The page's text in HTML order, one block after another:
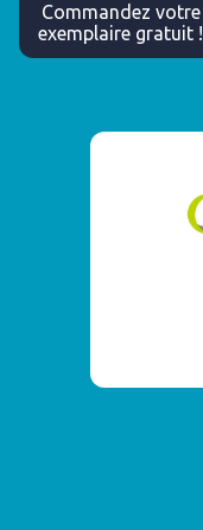
Commandez votre
exemplaire gratuit !